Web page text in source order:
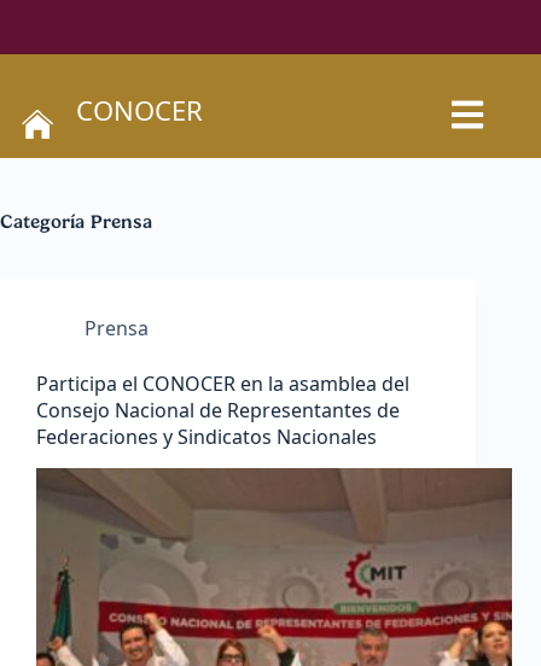
CONOCER
Categoría Prensa
Prensa
Participa el CONOCER en la asamblea del
Consejo Nacional de Representantes de
Federaciones y Sindicatos Nacionales